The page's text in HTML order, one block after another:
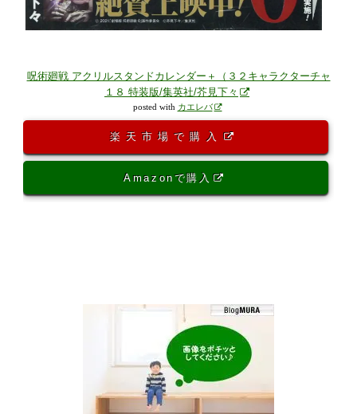
呪術廻戦 アクリルスタンドカレンダー＋（３２キャラクターチャ
１８ 特装版/集英社/芥見下々
posted with カエレバ
楽天市場で購入
Amazonで購入